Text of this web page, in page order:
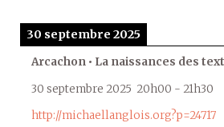
30 septembre 2025
Arcachon • La naissances des
30 septembre 2025 20h00 - 21h30
http://michaellanglois.org?p=24717